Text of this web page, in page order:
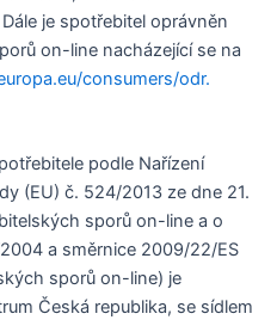
Dále je spotřebitel oprávněn
on-line nacházející se na
consumers/odr.
podle Nařízení
(EU) č. 524/2013 ze dne 21.
sporů on-line a o
a směrnice 2009/22/ES
sporů on-line) je
Česká republika, se sídlem